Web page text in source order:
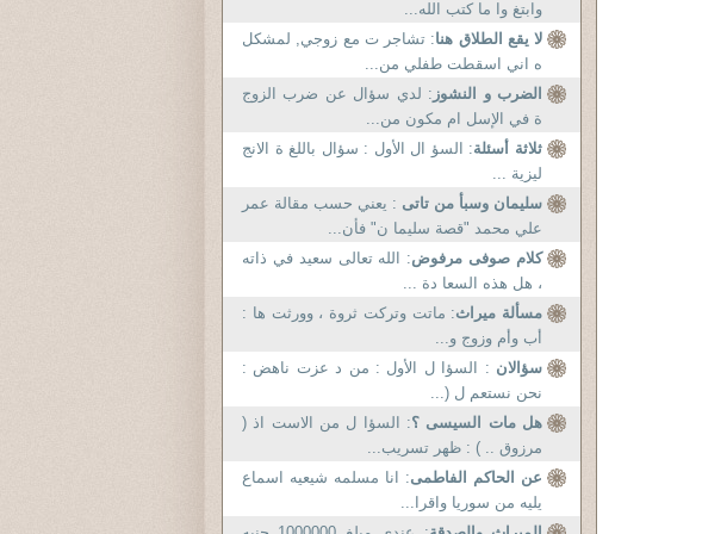
وابتغ وا ما كتب الله...
لا يقع الطلاق هنا: تشاجر ت مع زوجي, لمشكل
ه اني اسقطت طفلي من...
الضرب و النشوز : لدي سؤال عن ضرب الزوج
ة في الإسل ام مكون من...
ثلاثة أسئلة: السؤ ال الأول : سؤال باللغ ة الانج
ليزية ...
سليمان وسبأ من تاتى : يعني حسب مقالة عمر
علي محمد "قصة سليما ن" فأن...
كلام صوفى مرفوض: الله تعالى سعيد في ذاته
، هل هذه السعا دة ...
مسألة ميراث: ماتت وتركت ثروة ، وورثت ها :
أب وأم وزوج و...
سؤالان : السؤا ل الأول : من د عزت ناهض :
نحن نستعم ل (...
هل مات السيسى ؟: السؤا ل من الاست اذ (
مرزوق .. ) : ظهر تسريب...
عن الحاكم الفاطمى: انا مسلمه شيعيه اسماع
يليه من سوريا واقرا...